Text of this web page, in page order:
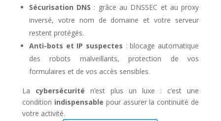
Sécurisation DNS : grâce au DNSSEC et au proxy
inversé, votre nom de domaine et votre serveur
restent protégés.
Anti-bots et IP suspectes : blocage automatique
des robots malveillants, protection de vos
formulaires et de vos accès sensibles.
La cybersécurité n’est plus un luxe : c’est une
condition indispensable pour assurer la continuité de
votre activité.